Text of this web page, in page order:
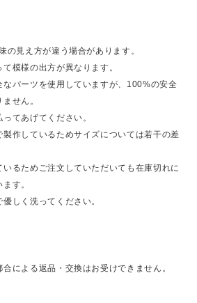
見え方が違う場合があります。
模様の出方が異なります。
パーツを使用していますが、100%の安全
せん。
てあげてください。
作しているためサイズについては若干の差
るためご注文していただいても在庫切れに
す。
しく洗ってください。
による返品・交換はお受けできません。